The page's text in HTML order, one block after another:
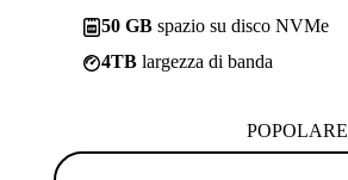
50 GB spazio su disco NVMe
4TB largezza di banda
POPOLARE